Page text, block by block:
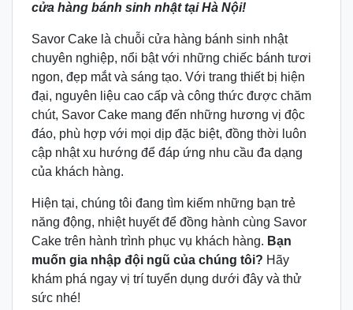
cửa hàng bánh sinh nhật tại Hà Nội!
Savor Cake là chuỗi cửa hàng bánh sinh nhật
chuyên nghiệp, nổi bật với những chiếc bánh tươi
ngon, đẹp mắt và sáng tạo. Với trang thiết bị hiện
đại, nguyên liệu cao cấp và công thức được chăm
chút, Savor Cake mang đến những hương vị độc
đáo, phù hợp với mọi dịp đặc biệt, đồng thời luôn
cập nhật xu hướng để đáp ứng nhu cầu đa dạng
của khách hàng.
Hiện tại, chúng tôi đang tìm kiếm những bạn trẻ
năng động, nhiệt huyết để đồng hành cùng Savor
Cake trên hành trình phục vụ khách hàng. Bạn
muốn gia nhập đội ngũ của chúng tôi? Hãy
khám phá ngay vị trí tuyển dụng dưới đây và thử
sức nhé!